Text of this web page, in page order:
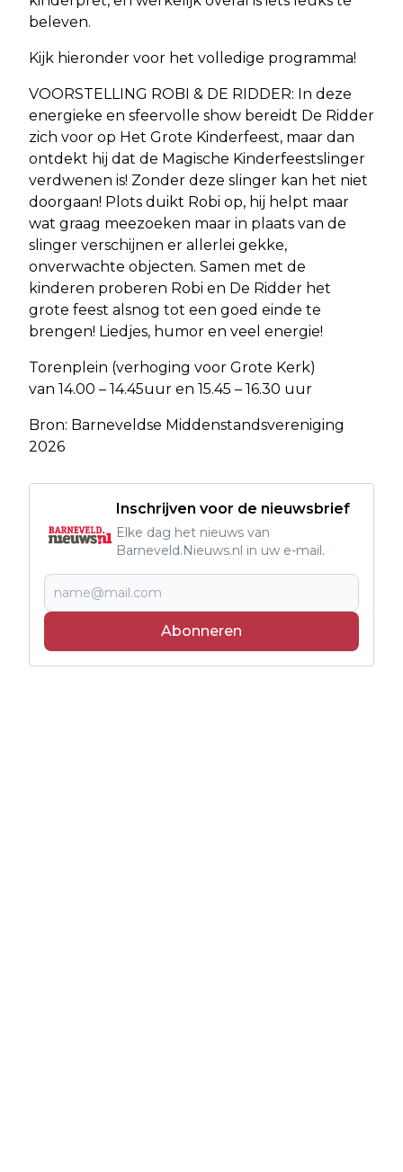
beleven.
Kijk hieronder voor het volledige programma!
VOORSTELLING ROBI & DE RIDDER: In deze
energieke en sfeervolle show bereidt De Ridder
zich voor op Het Grote Kinderfeest, maar dan
ontdekt hij dat de Magische Kinderfeestslinger
verdwenen is! Zonder deze slinger kan het niet
doorgaan! Plots duikt Robi op, hij helpt maar
wat graag meezoeken maar in plaats van de
slinger verschijnen er allerlei gekke,
onverwachte objecten. Samen met de
kinderen proberen Robi en De Ridder het
grote feest alsnog tot een goed einde te
brengen! Liedjes, humor en veel energie!
Torenplein (verhoging voor Grote Kerk)
van 14.00 – 14.45uur en 15.45 – 16.30 uur
Bron: Barneveldse Middenstandsvereniging
2026
Inschrijven voor de nieuwsbrief
Elke dag het nieuws van
Barneveld.Nieuws.nl in uw e-mail.
Abonneren